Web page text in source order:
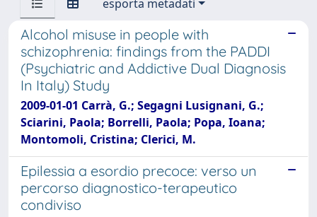
esporta metadati
Alcohol misuse in people with
schizophrenia: findings from the PADDI
(Psychiatric and Addictive Dual Diagnosis
In Italy) Study
2009-01-01 Carrà, G.; Segagni Lusignani, G.;
Sciarini, Paola; Borrelli, Paola; Popa, Ioana;
Montomoli, Cristina; Clerici, M.
Epilessia a esordio precoce: verso un
percorso diagnostico-terapeutico
condiviso